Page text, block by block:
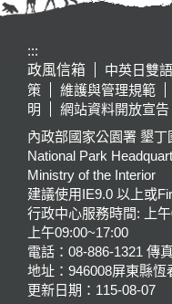
:::
政風信箱
中英日雙
策
維護與管理規範
明
網站資料開放宣告
內政部國家公園署 墾
National Park
Ministry of the Interior
建議使用IE9.0 以上或
行政中心服務時間: 上
上午09:00~17:00
電話：08-886-1321 傳
地址：946008屏東縣恆
更新日期： 115-08-07